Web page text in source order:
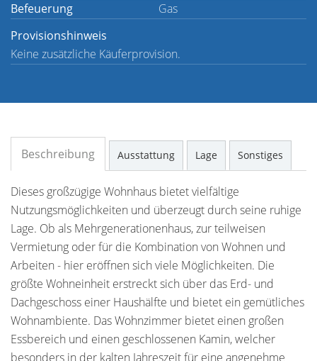
Befeuerung
Gas
Provisionshinweis
Keine zusätzliche Käuferprovision.
Beschreibung Ausstattung Lage Sonstiges
Dieses großzügige Wohnhaus bietet vielfältige
Nutzungsmöglichkeiten und überzeugt durch seine ruhige
Lage. Ob als Mehrgenerationenhaus, zur teilweisen
Vermietung oder für die Kombination von Wohnen und
Arbeiten - hier eröffnen sich viele Möglichkeiten. Die
größte Wohneinheit erstreckt sich über das Erd- und
Dachgeschoss einer Haushälfte und bietet ein gemütliches
Wohnambiente. Das Wohnzimmer bietet einen großen
Essbereich und einen geschlossenen Kamin, welcher
besonders in der kalten Jahreszeit für eine angenehme